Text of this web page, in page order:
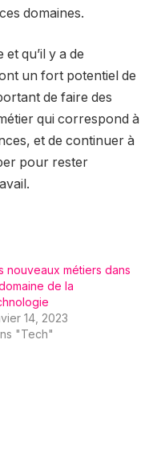
domaines.
et qu’il y a de
un fort potentiel de
de faire des
qui correspond à
et de continuer à
pour rester
nouveaux métiers dans
de la
14, 2023
"Tech"